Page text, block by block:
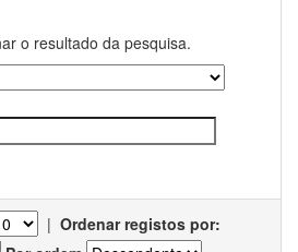
o resultado da pesquisa.
| Ordenar registos por: